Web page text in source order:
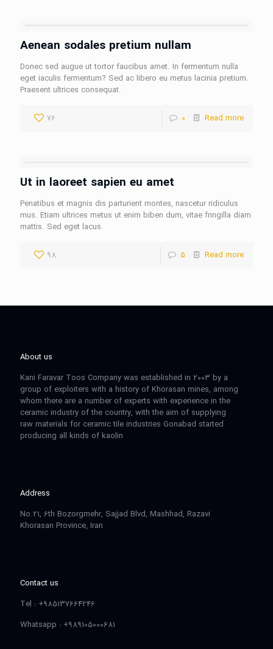
Aenean sodales pretium nullam
Donec sed augue ut tortor faucibus amet. In fermentum nulla
eget iaculis fermentum? Sed ac libero eu metus lacinia pretium.
Praesent ultrices consequat.
76 0 Read more
Ut in laoreet sapien eu amet
Penatibus et magnis dis parturient montes, nascetur ridiculus
mus. Etiam ultrices metus ut enim biben dum, vitae fringilla diam
mattis. Sed eget lacus.
98 5 Read more
About us
Kani Faravar Toos Company was established in 2003 by a
group of exploiters with a history of Khorasan mines, among
whom there are a number of experts with experience in the
ceramic industry of the country, with the aim of supplying
raw materials for ceramic tile industries Gonabad started
producing all kinds of kaolin
Address
No.21, 6th Bozorgmehr, Sajjad Blvd, Mashhad, Razavi
Khorasan Province, Iran
Contact us
Tel : +985137664246
Whatsapp : +989105000681